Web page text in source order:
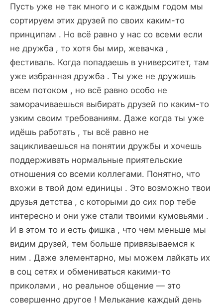
Пусть уже не так много и с каждым годом мы
сортируем этих друзей по своих каким-то
принципам . Но всё равно у нас со всеми если
не дружба , то хотя бы мир, жевачка ,
фестиваль. Когда попадаешь в университет, там
уже избранная дружба . Ты уже не дружишь
всем потоком , но всё равно особо не
заморачиваешься выбирать друзей по каким-то
узким своим требованиям. Даже когда ты уже
идёшь работать , ты всё равно не
зацикливаешься на понятии дружбы и хочешь
поддерживать нормальные приятельские
отношения со всеми коллегами. Понятно, что
вхожи в твой дом единицы . Это возможно твои
друзья детства , с которыми до сих пор тебе
интересно и они уже стали твоими кумовьями .
И в этом то и есть фишка , что чем меньше мы
видим друзей, тем больше привязываемся к
ним . Даже элементарно, мы можем лайкать их
в соц сетях и обмениваться какими-то
приколами , но реальное общение — это
совершенно другое ! Мелькание каждый день